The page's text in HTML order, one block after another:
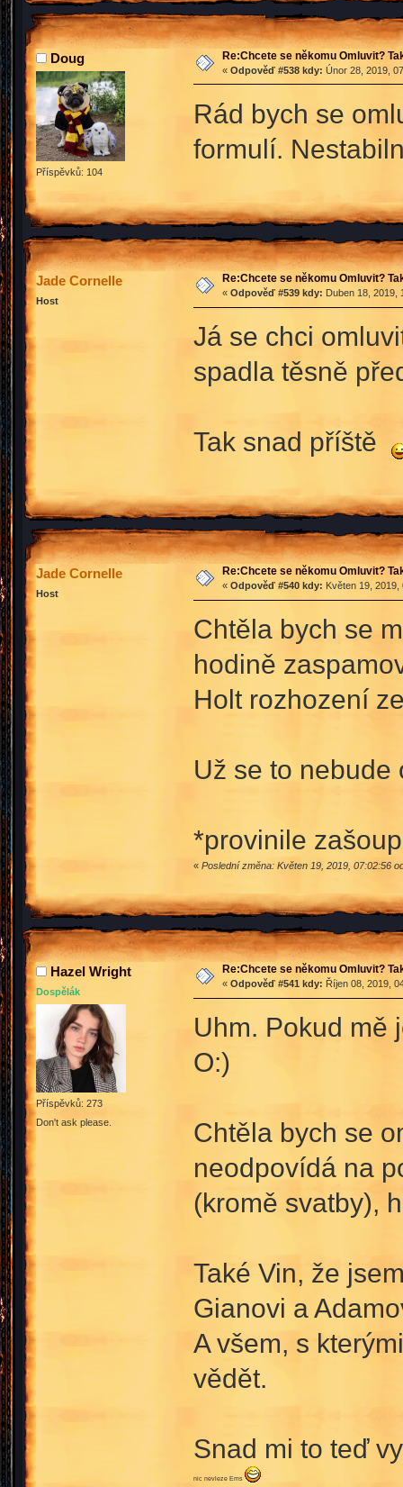
Doug
Příspěvků: 104
Re:Chcete se někomu Omluvit?
« Odpověď #538 kdy: Únor 28, 2019,
Rád bych se
formulí.
Jade Cornelle
Host
Re:Chcete se někomu Omluvit?
« Odpověď #539 kdy: Duben 18, 2019,
Já se chci
spadla těsně
Tak snad příště
Jade Cornelle
Host
Re:Chcete se někomu Omluvit?
« Odpověď #540 kdy: Květen 19,
Chtěla bych se
hodině
Holt rozhození
Už se to
*provinile
« Poslední změna: Květen 19, 2019, 07:02:56
Hazel Wright
Dospělák
Příspěvků: 273
Don't ask please.
Re:Chcete se někomu Omluvit?
« Odpověď #541 kdy: Říjen 08, 2019,
Uhm. Pokud mě
O:)
Chtěla bych se
neodpovídá na
(kromě svatby),
Také Vin, že
Gianovi a
A všem, s
vědět.
Snad mi to teď
nic nevleze Ems